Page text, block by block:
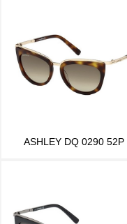
ASHLEY DQ 0290 52P